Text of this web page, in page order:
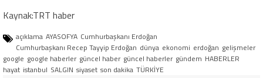
Kaynak:TRT haber
açıklama AYASOFYA Cumhurbaşkanı Erdoğan
Cumhurbaşkanı Recep Tayyip Erdoğan dünya ekonomi erdoğan gelişmeler
google google haberler güncel haber güncel haberler gündem HABERLER
hayat istanbul SALGIN siyaset son dakika TÜRKİYE